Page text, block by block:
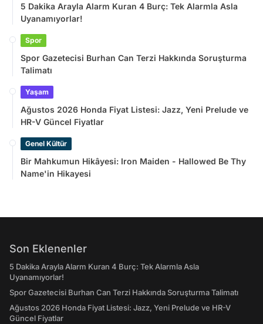
5 Dakika Arayla Alarm Kuran 4 Burç: Tek Alarmla Asla
Uyanamıyorlar!
Spor
Spor Gazetecisi Burhan Can Terzi Hakkında Soruşturma
Talimatı
Yaşam
Ağustos 2026 Honda Fiyat Listesi: Jazz, Yeni Prelude ve
HR-V Güncel Fiyatlar
Genel Kültür
Bir Mahkumun Hikâyesi: Iron Maiden - Hallowed Be Thy
Name'in Hikayesi
Son Eklenenler
5 Dakika Arayla Alarm Kuran 4 Burç: Tek Alarmla Asla
Uyanamıyorlar!
Spor Gazetecisi Burhan Can Terzi Hakkında Soruşturma Talimatı
Ağustos 2026 Honda Fiyat Listesi: Jazz, Yeni Prelude ve HR-V
Güncel Fiyatlar